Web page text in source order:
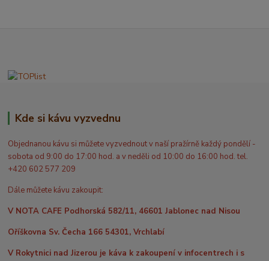
Kde si kávu vyzvednu
Objednanou kávu si můžete vyzvednout v naší pražírně každý pondělí -
sobota od 9:00 do 17:00 hod. a v neděli od 10:00 do 16:00 hod. tel.
+420 602 577 209
Dále můžete kávu zakoupit:
V NOTA CAFE Podhorská 582/11, 46601 Jablonec nad Nisou
Oříškovna Sv. Čecha 166 54301, Vrchlabí
V Rokytnici nad Jizerou je káva k zakoupení v infocentrech i s